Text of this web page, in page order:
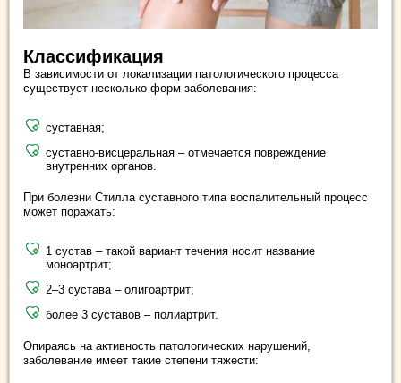
Классификация
В зависимости от локализации патологического процесса
существует несколько форм заболевания:
суставная;
суставно-висцеральная – отмечается повреждение
внутренних органов.
При болезни Стилла суставного типа воспалительный процесс
может поражать:
1 сустав – такой вариант течения носит название
моноартрит;
2–3 сустава – олигоартрит;
более 3 суставов – полиартрит.
Опираясь на активность патологических нарушений,
заболевание имеет такие степени тяжести: